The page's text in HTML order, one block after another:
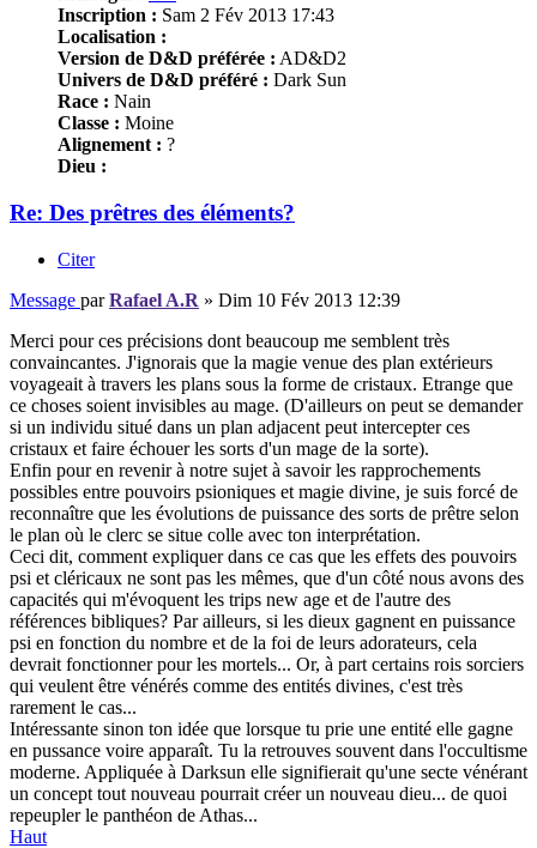
Inscription : Sam 2 Fév 2013 17:43
Localisation :
Version de D&D préférée : AD&D2
Univers de D&D préféré : Dark Sun
Race : Nain
Classe : Moine
Alignement : ?
Dieu :
Re: Des prêtres des éléments?
Citer
Message parRafael A.R » Dim 10 Fév 2013 12:39
Merci pour ces précisions dont beaucoup me semblent très
convaincantes. J'ignorais que la magie venue des plan extérieurs
voyageait à travers les plans sous la forme de cristaux. Etrange que
ce choses soient invisibles au mage. (D'ailleurs on peut se demander
si un individu situé dans un plan adjacent peut intercepter ces
cristaux et faire échouer les sorts d'un mage de la sorte).
Enfin pour en revenir à notre sujet à savoir les rapprochements
possibles entre pouvoirs psioniques et magie divine, je suis forcé de
reconnaître que les évolutions de puissance des sorts de prêtre selon
le plan où le clerc se situe colle avec ton interprétation.
Ceci dit, comment expliquer dans ce cas que les effets des pouvoirs
psi et cléricaux ne sont pas les mêmes, que d'un côté nous avons des
capacités qui m'évoquent les trips new age et de l'autre des
références bibliques? Par ailleurs, si les dieux gagnent en puissance
psi en fonction du nombre et de la foi de leurs adorateurs, cela
devrait fonctionner pour les mortels... Or, à part certains rois sorciers
qui veulent être vénérés comme des entités divines, c'est très
rarement le cas...
Intéressante sinon ton idée que lorsque tu prie une entité elle gagne
en pussance voire apparaît. Tu la retrouves souvent dans l'occultisme
moderne. Appliquée à Darksun elle signifierait qu'une secte vénérant
un concept tout nouveau pourrait créer un nouveau dieu... de quoi
repeupler le panthéon de Athas...
Haut